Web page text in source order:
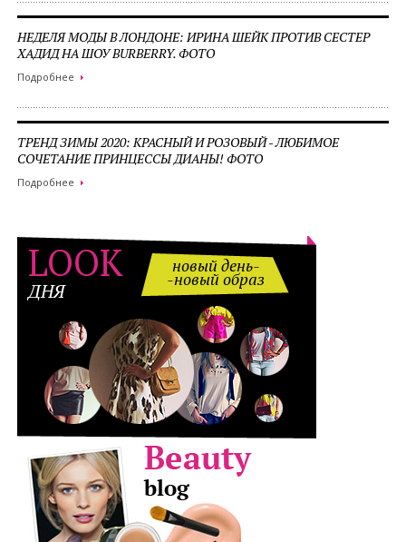
НЕДЕЛЯ МОДЫ В ЛОНДОНЕ: ИРИНА ШЕЙК ПРОТИВ СЕСТЕР
ХАДИД НА ШОУ BURBERRY. ФОТО
Подробнее
ТРЕНД ЗИМЫ 2020: КРАСНЫЙ И РОЗОВЫЙ - ЛЮБИМОЕ
СОЧЕТАНИЕ ПРИНЦЕССЫ ДИАНЫ! ФОТО
Подробнее
LOOK
ДНЯ
новый день-
-новый образ